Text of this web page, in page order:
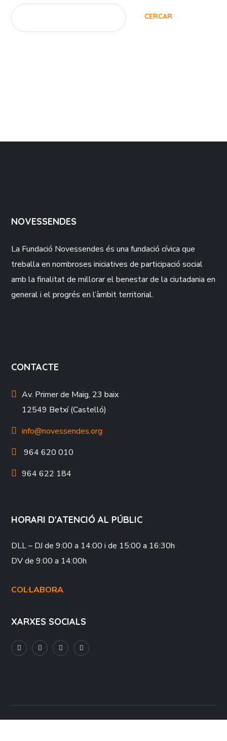
CERCAR
NOVESSENDES
La Fundació Novessendes és una fundació cívica que
treballa en nombroses iniciatives de participació social
amb la finalitat de millorar el benestar de la ciutadania en
general i el progrés en l’àmbit territorial.
CONTACTE
Av. Primer de Maig, 23 baix
12549 Betxí (Castelló)
info@novessendes.org
964 620 010
964 622 184
HORARI D'ATENCIÓ AL PÚBLIC
DLL – DJde 9:00 a 14:00 i de 15:00 a 16:30h
DVde 9:00 a 14:00h
COL·LABORA
XARXES SOCIALS